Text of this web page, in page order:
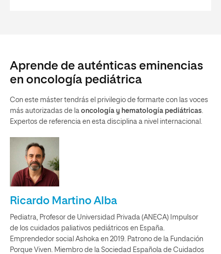
Aprende de auténticas eminencias
en oncología pediátrica
Con este máster tendrás el privilegio de formarte con las voces
más autorizadas de la oncología y hematología pediátricas.
Expertos de referencia en esta disciplina a nivel internacional.
Ricardo Martino Alba
Pediatra, Profesor de Universidad Privada (ANECA) Impulsor
de los cuidados paliativos pediátricos en España.
Emprendedor social Ashoka en 2019. Patrono de la Fundación
Porque Viven. Miembro de la Sociedad Española de Cuidados